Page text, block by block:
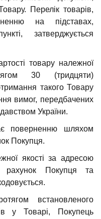
Перелік товарів,
на підставах,
затверджується
товару належної
30 (тридцяти)
такого Товару
вимог, передбачених
України.
поверненню шляхом
Покупця.
якості за адресою
рахунок Покупця та
встановленого
у Товарі, Покупець